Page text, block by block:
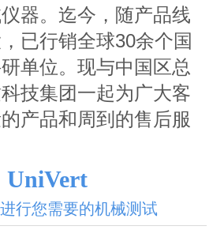
器。迄今，随产品线
已行销全球30余个国
单位。现与中国区总
技集团一起为广大客
产品和周到的售后服
UniVert
行您需要的机械测试